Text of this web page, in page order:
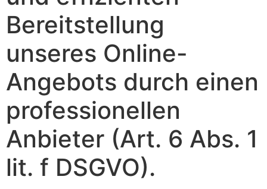
Bereitstellung
unseres Online-
Angebots durch einen
professionellen
Anbieter (Art. 6 Abs. 1
lit. f DSGVO).